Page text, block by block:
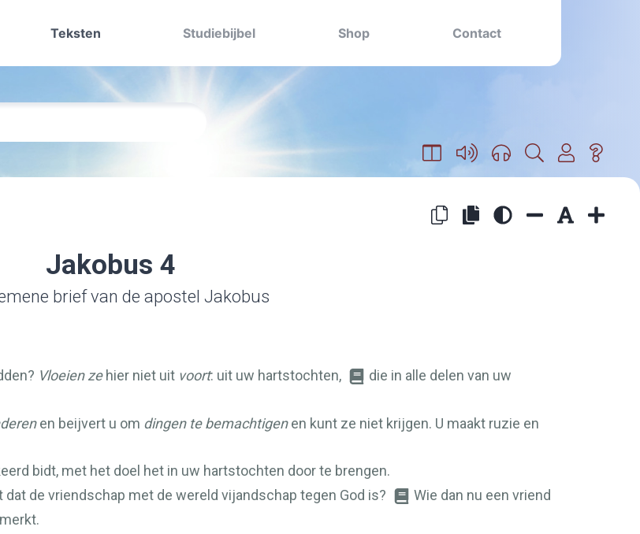
Teksten Studiebijbel Shop Contact
Jakobus 4
brief van de apostel Jakobus
Vloeien zehier niet uit voort: uit uw hartstochten,
die in alle delen van uw
en beijvert u om dingen te bemachtigenen kunt ze niet krijgen. U maakt ruzie en
bidt, met het doel het in uw hartstochten door te brengen.
de vriendschap met de wereld vijandschap tegen God is?
Wie dan nu een vriend